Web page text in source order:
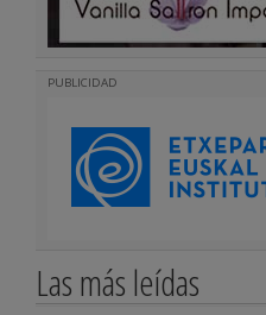
PUBLICIDAD
Las más leídas